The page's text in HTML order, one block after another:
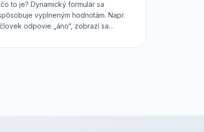
to je? Dynamický formulár sa
vyplneným hodnotám. Napr.
odpovie „áno“, zobrazí sa
a pod. Použi náš intuitívny